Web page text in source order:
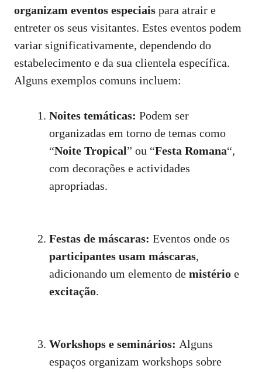
organizam eventos especiais para atrair e
entreter os seus visitantes. Estes eventos podem
variar significativamente, dependendo do
estabelecimento e da sua clientela específica.
Alguns exemplos comuns incluem:
Noites temáticas: Podem ser
organizadas em torno de temas como
“Noite Tropical” ou “Festa Romana“,
com decorações e actividades
apropriadas.
Festas de máscaras: Eventos onde os
participantes usam máscaras,
adicionando um elemento de mistério e
excitação.
Workshops e seminários: Alguns
espaços organizam workshops sobre